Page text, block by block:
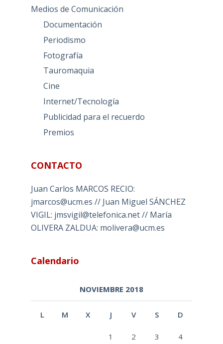
Medios de Comunicación
Documentación
Periodismo
Fotografía
Tauromaquia
Cine
Internet/Tecnología
Publicidad para el recuerdo
Premios
CONTACTO
Juan Carlos MARCOS RECIO:
jmarcos@ucm.es // Juan Miguel SÁNCHEZ
VIGIL: jmsvigil@telefonica.net // María
OLIVERA ZALDUA: molivera@ucm.es
Calendario
NOVIEMBRE 2018
L M X J V S D
1 2 3 4